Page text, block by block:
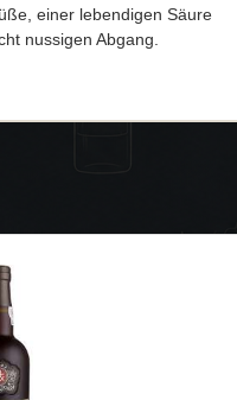
einer lebendigen Säure
nussigen Abgang.